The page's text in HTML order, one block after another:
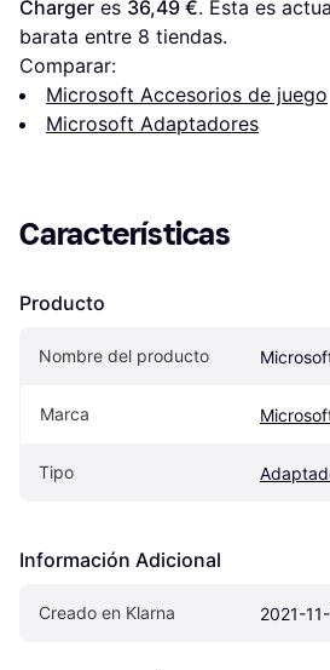
Charger es 36,49 €. Esta es
barata entre 8 tiendas.
Comparar:
Microsoft Accesorios de juego
Microsoft Adaptadores
Características
Producto
Nombre del producto
Marca
Tipo
Información Adicional
Creado en Klarna 2021-